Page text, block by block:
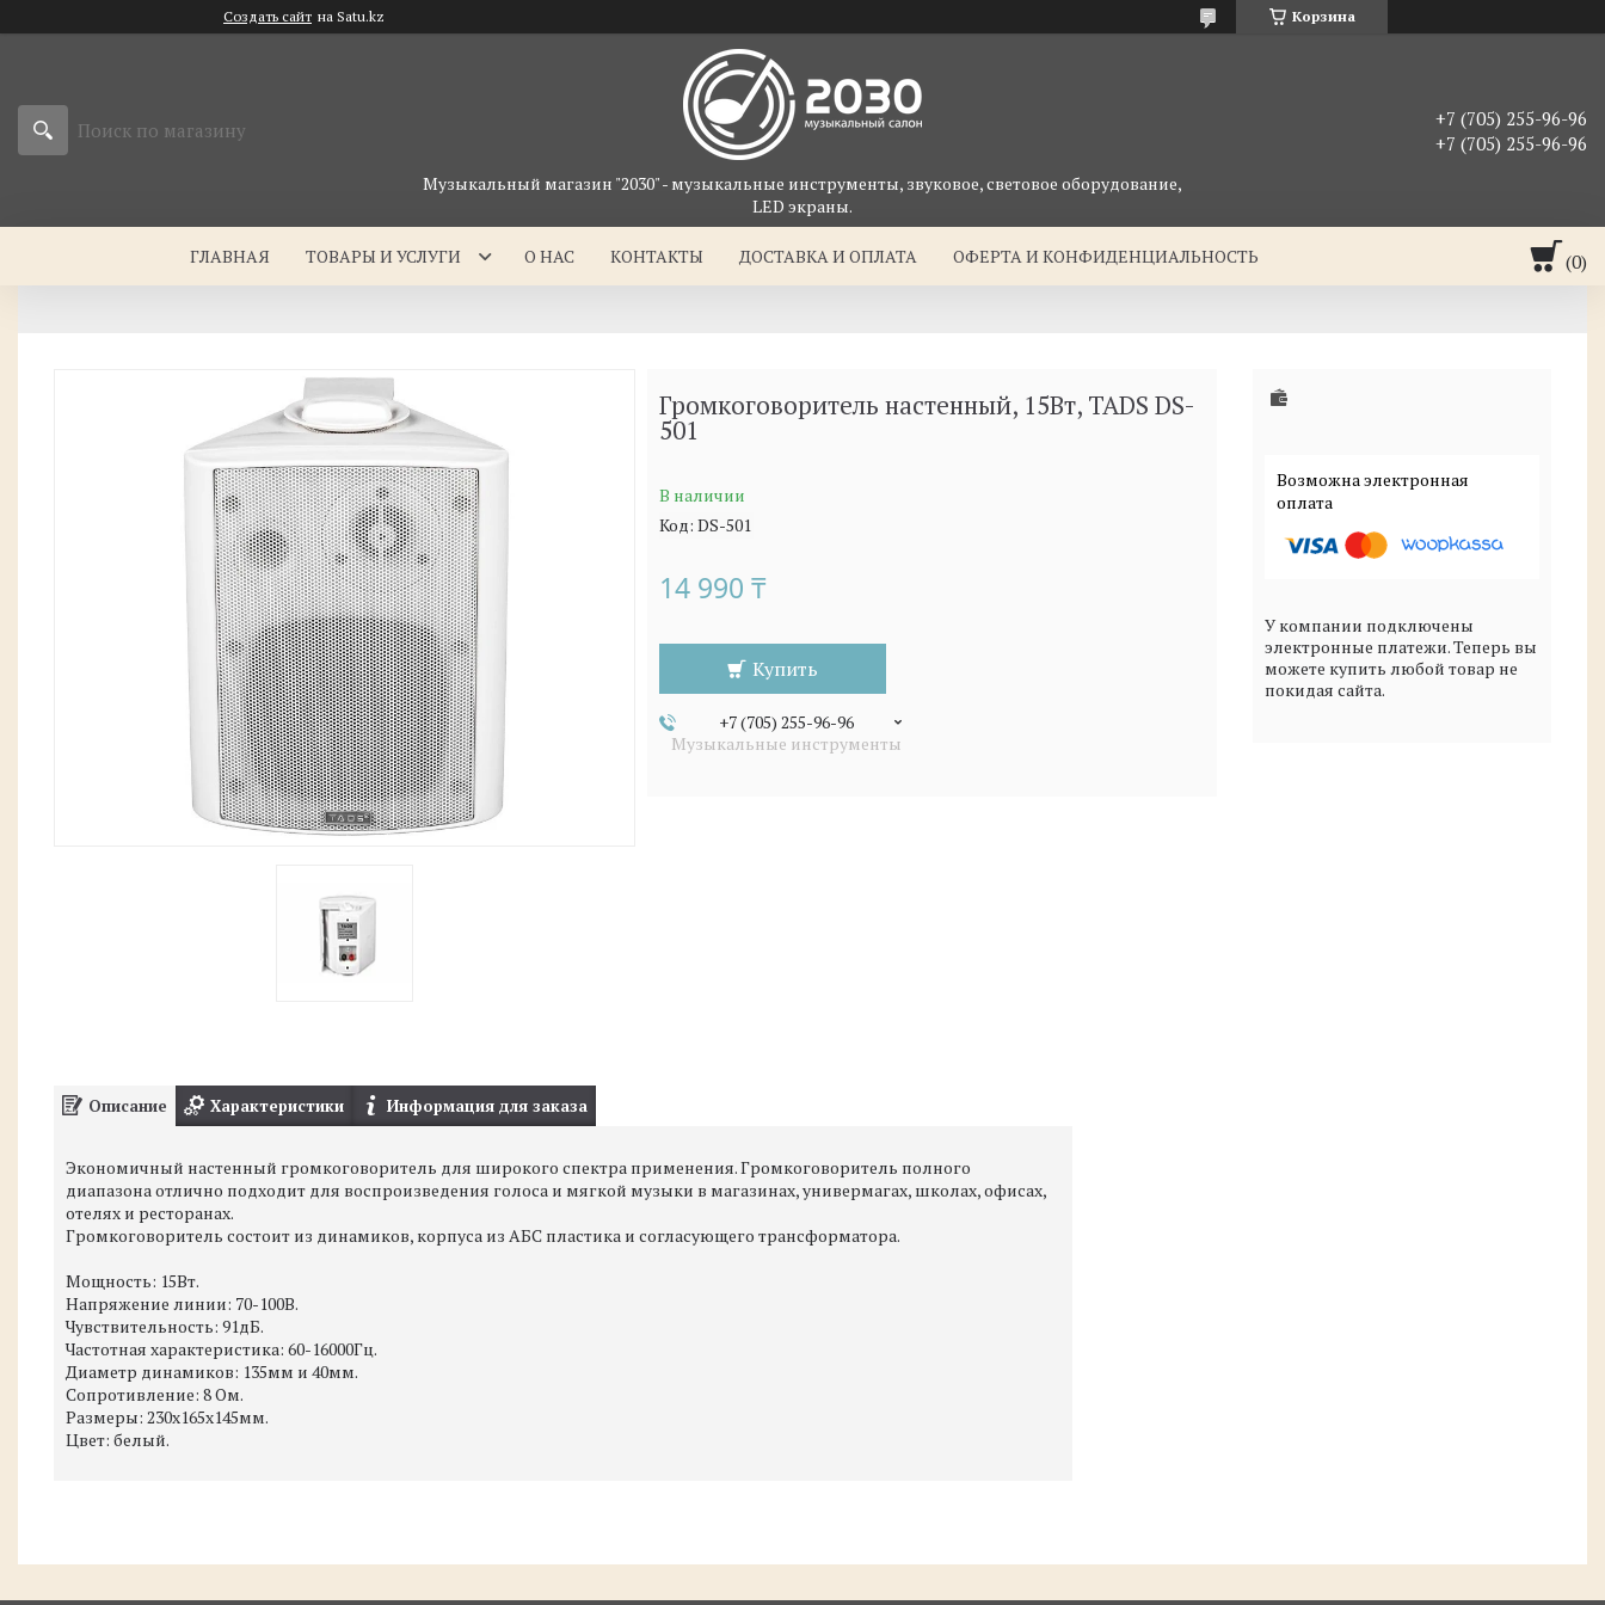
Создать сайт на Satu.kz Корзина
Музыкальный магазин "2030" - музыкальные инструменты, звуковое, световое оборудование,
LED экраны.
+7 (705) 255-96-96
+7 (705) 255-96-96
ГЛАВНАЯ ТОВАРЫ И УСЛУГИ О НАС КОНТАКТЫ ДОСТАВКА И ОПЛАТА ОФЕРТА И КОНФИДЕНЦИАЛЬНОСТЬ
Громкоговоритель настенный, 15Вт, TADS DS-
501
В наличии
Код: DS-501
14 990 ₸
Купить
+7 (705) 255-96-96
Музыкальные инструменты
У компании подключены
электронные платежи. Теперь вы
можете купить любой товар не
покидая сайта.
Описание Характеристики Информация для заказа
Экономичный настенный громкоговоритель для широкого спектра применения. Громкоговоритель полного
диапазона отлично подходит для воспроизведения голоса и мягкой музыки в магазинах, универмагах, школах, офисах,
отелях и ресторанах.
Громкоговоритель состоит из динамиков, корпуса из АБС пластика и согласующего трансформатора.
Мощность: 15Вт.
Напряжение линии: 70-100В.
Чувствительность: 91дБ.
Частотная характеристика: 60-16000Гц.
Диаметр динамиков: 135мм и 40мм.
Сопротивление: 8 Ом.
Размеры: 230х165х145мм.
Цвет: белый.